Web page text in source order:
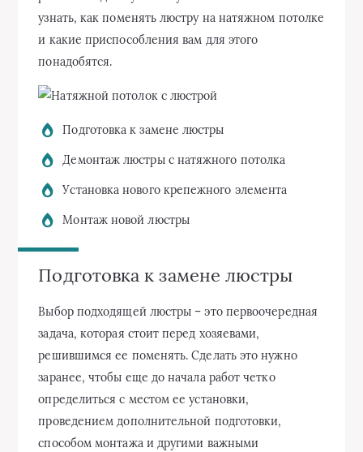
узнать, как поменять люстру на натяжном потолке
и какие приспособления вам для этого
понадобятся.
Подготовка к замене люстры
Демонтаж люстры с натяжного потолка
Установка нового крепежного элемента
Монтаж новой люстры
Подготовка к замене люстры
Выбор подходящей люстры – это первоочередная
задача, которая стоит перед хозяевами,
решившимся ее поменять. Сделать это нужно
заранее, чтобы еще до начала работ четко
определиться с местом ее установки,
проведением дополнительной подготовки,
способом монтажа и другими важными